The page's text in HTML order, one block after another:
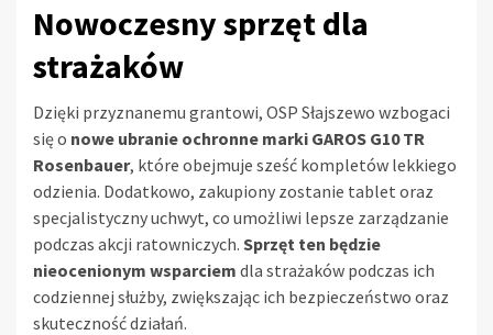
Nowoczesny sprzęt dla
strażaków
Dzięki przyznanemu grantowi, OSP Słajszewo wzbogaci
się o nowe ubranie ochronne marki GAROS G10 TR
Rosenbauer, które obejmuje sześć kompletów lekkiego
odzienia. Dodatkowo, zakupiony zostanie tablet oraz
specjalistyczny uchwyt, co umożliwi lepsze zarządzanie
podczas akcji ratowniczych. Sprzęt ten będzie
nieocenionym wsparciem dla strażaków podczas ich
codziennej służby, zwiększając ich bezpieczeństwo oraz
skuteczność działań.